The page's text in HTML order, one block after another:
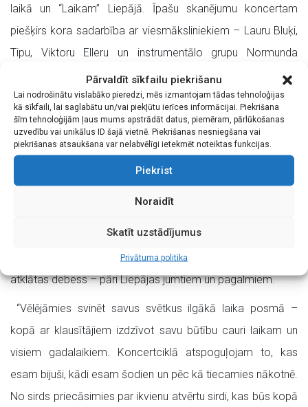
Pārvaldīt sīkfailu piekrišanu
Lai nodrošinātu vislabāko pieredzi, mēs izmantojam tādas tehnoloģijas
kā sīkfaili, lai saglabātu un/vai piekļūtu ierīces informācijai. Piekrišana
šīm tehnoloģijām ļaus mums apstrādāt datus, piemēram, pārlūkošanas
uzvedību vai unikālus ID šajā vietnē. Piekrišanas nesniegšana vai
piekrišanas atsaukšana var nelabvēlīgi ietekmēt noteiktas funkcijas.
Piekrist
Noraidīt
Skatīt uzstādījumus
Privātuma politika
laikā un “Laikam” Liepājā. Īpašu skanējumu koncertam
piešķirs kora sadarbība ar viesmāksliniekiem – Lauru Bluķi,
Tipu, Viktoru Elleru un instrumentālo grupu Normunda
Koris “Laiks”, kas iemantojis atzinību gan Liepājas, gan
Latvijas kultūrtelpā, savu jubilejas sezonu aizsāka 2024.
gada rudenī ar koncertu “Siltā gaismā” Liepājas Svētās
Trīsvienības katedrālē. Ziemā klausītājus iepriecināja kora
Tagad, maija plaukumā, koris aicina uz muzikālu satikšanos
kultūrvietā “Pegaza Pagalms”, kur dziesmas skanēs zem
atklātas debess – pāri Liepājas jumtiem un pagalmiem.
“Vēlējāmies svinēt savus svētkus ilgākā laika posmā –
kopā ar klausītājiem izdzīvot savu būtību cauri laikam un
visiem gadalaikiem. Koncertciklā atspoguļojam to, kas
esam bijuši, kādi esam šodien un pēc kā tiecamies nākotnē.
No sirds priecāsimies par ikvienu atvērtu sirdi, kas būs kopā